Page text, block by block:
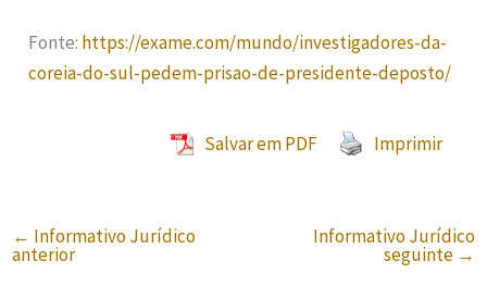
Fonte: https://exame.com/mundo/investigadores-da-
coreia-do-sul-pedem-prisao-de-presidente-deposto/
Salvar em PDF Imprimir
← Informativo Jurídico
anterior
Informativo Jurídico
seguinte →